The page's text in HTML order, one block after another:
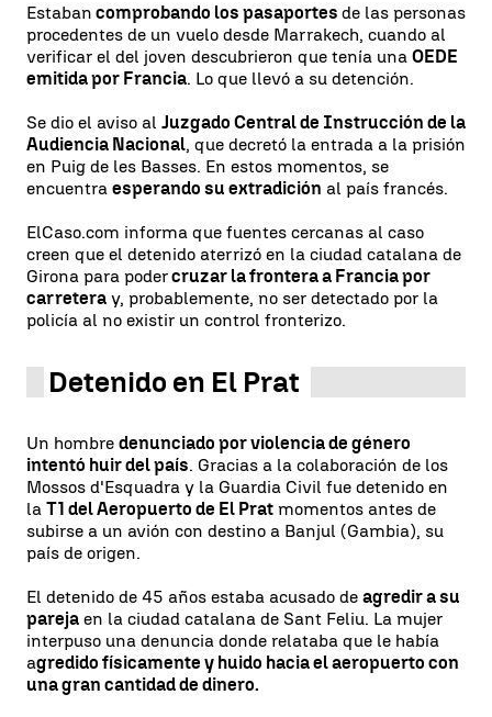
Estaban comprobando los pasaportes de las personas
procedentes de un vuelo desde Marrakech, cuando al
verificar el del joven descubrieron que tenía una OEDE
emitida por Francia. Lo que llevó a su detención.
Se dio el aviso al Juzgado Central de Instrucción de la
Audiencia Nacional, que decretó la entrada a la prisión
en Puig de les Basses. En estos momentos, se
encuentra esperando su extradición al país francés.
ElCaso.com informa que fuentes cercanas al caso
creen que el detenido aterrizó en la ciudad catalana de
Girona para podercruzar la frontera a Francia por
carretera y, probablemente, no ser detectado por la
policía al no existir un control fronterizo.
Detenido en El Prat
Un hombre denunciado por violencia de género
intentó huir del país. Gracias a la colaboración de los
Mossos d'Esquadra y la Guardia Civil fue detenido en
la T1 del Aeropuerto de El Prat momentos antes de
subirse a un avión con destino a Banjul (Gambia), su
país de origen.
El detenido de 45 años estaba acusado de agredir a su
pareja en la ciudad catalana de Sant Feliu. La mujer
interpuso una denuncia donde relataba que le había
agredido físicamente y huido hacia el aeropuerto con
una gran cantidad de dinero.